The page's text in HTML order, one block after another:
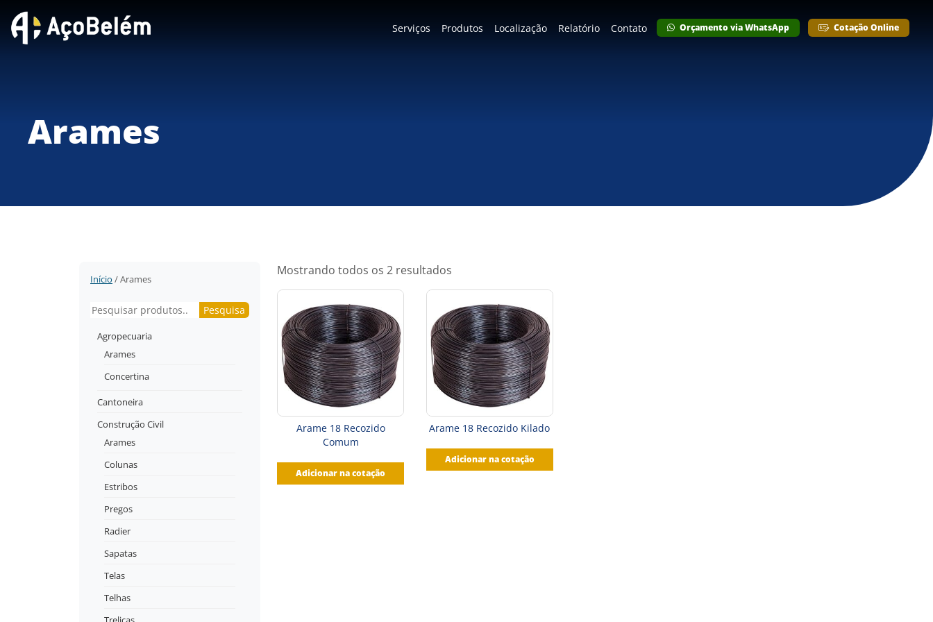
Serviços Produtos Localização Relatório Contato Orçamento via WhatsApp Cotação Online
Arames
Início / Arames
Pesquisar Pesquisa
Agropecuaria
Arames
Concertina
Cantoneira
Construção Civil
Arames
Colunas
Estribos
Pregos
Radier
Sapatas
Telas
Telhas
Mostrando todos os 2 resultados
Arame 18 Recozido
Comum
Adicionar na cotação
Arame 18 Recozido Kilado
Adicionar na cotação